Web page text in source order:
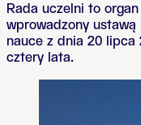
Rada uczelni to
wprowadzony
nauce z dnia 20 lipca
cztery lata.